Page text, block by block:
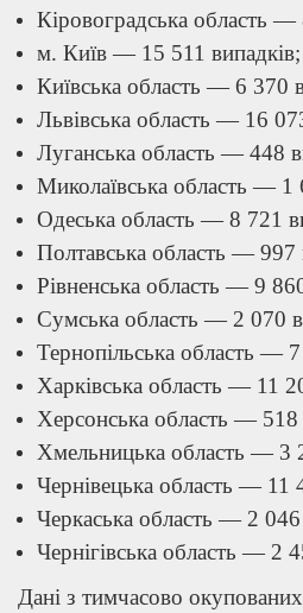
Кіровоградська область —
м. Київ — 15 511 випадків;
Київська область — 6 370
Львівська область — 16
Луганська область — 448
Миколаївська область — 1
Одеська область — 8 721
Полтавська область — 997
Рівненська область — 9
Сумська область — 2 070
Тернопільська область —
Харківська область — 11
Херсонська область — 518
Хмельницька область — 3
Чернівецька область — 11
Черкаська область — 2 046
Чернігівська область — 2
Дані з тимчасово